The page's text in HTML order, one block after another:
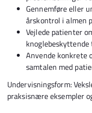
Gennemføre eller
årskontrol i almen
Vejlede patienter
Anvende konkrete
samtalen med
Undervisningsform:
praksisnære eksempler